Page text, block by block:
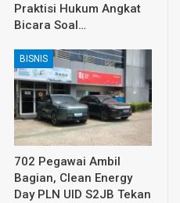
Praktisi Hukum Angkat
Bicara Soal…
BISNIS
702 Pegawai Ambil
Bagian, Clean Energy
Day PLN UID S2JB Tekan